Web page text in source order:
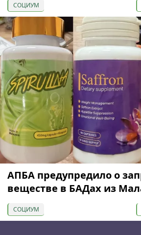
СОЦИУМ
АПБА предупредило о
веществе в БАДах из
СОЦИУМ